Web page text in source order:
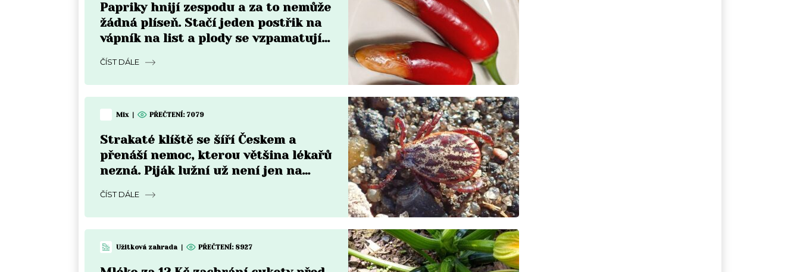
Papriky hnijí zespodu a za to nemůže
žádná plíseň. Stačí jeden postřik na
vápník na list a plody se vzpamatují
ČÍST DÁLE
Mix | PŘEČTENÍ: 7079
Strakaté klíště se šíří Českem a
přenáší nemoc, kterou většina lékařů
nezná. Piják lužní už není jen na
ČÍST DÁLE
Užitková zahrada | PŘEČTENÍ: 8927